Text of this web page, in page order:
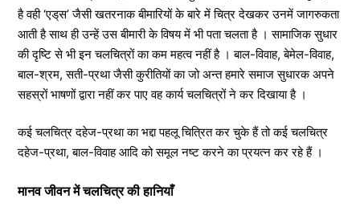
है वही ‘एड्‌स’ जैसी खतरनाक बीमारियों के बारे में चित्र देखकर उनमें जागरुकता
आती है साथ ही उन्हें उस बीमारी के विषय में भी पता चलता है । सामाजिक सुधार
की दृष्टि से भी इन चलचित्रों का कम महत्व नहीं है । बाल-विवाह, बेमेल-विवाह,
बाल-श्रम, सती-प्रथा जैसी कुरीतियों का जो अन्त हमारे समाज सुधारक अपने
सहस्रों भाषणों द्वारा नहीं कर पाए वह कार्य चलचित्रों ने कर दिखाया है ।
कई चलचित्र दहेज-प्रथा का भद्दा पहलू चित्रित कर चुके हैं तो कई चलचित्र
दहेज-प्रथा, बाल-विवाह आदि को समूल नष्ट करने का प्रयत्न कर रहे हैं ।
मानव जीवन में चलचित्र की हानियाँ